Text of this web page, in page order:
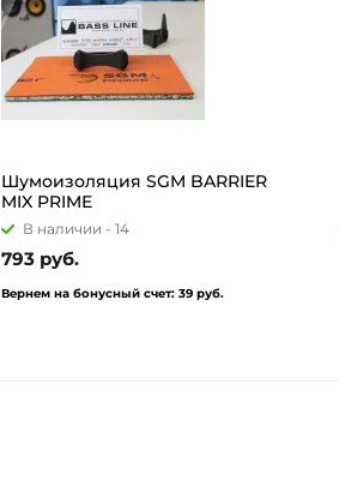
Шумоизоляция SGM BARRIER
MIX PRIME
В наличии - 14
793 руб.
Вернем на бонусный счет: 39 руб.